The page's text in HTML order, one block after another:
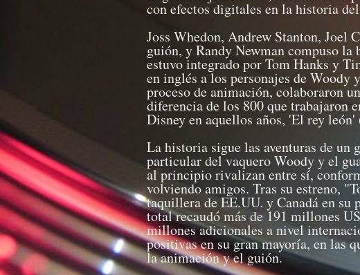
con efectos digitales en la historia
Joss Whedon, Andrew Stanton, Joel
guión, y Randy Newman compuso
estuvo integrado por Tom Hanks y
en inglés a los personajes de Woody
proceso de animación, colaboraron
diferencia de los 800 que trabajaron
Disney en aquellos años, 'El rey león'
La historia sigue las aventuras de un
particular del vaquero Woody y el
al principio rivalizan entre sí,
volviendo amigos. Tras su estreno,
taquillera de EE.UU. y Canadá en
total recaudó más de 191 millones
millones adicionales a nivel
positivas en su gran mayoría, en las
la animación y el guión.